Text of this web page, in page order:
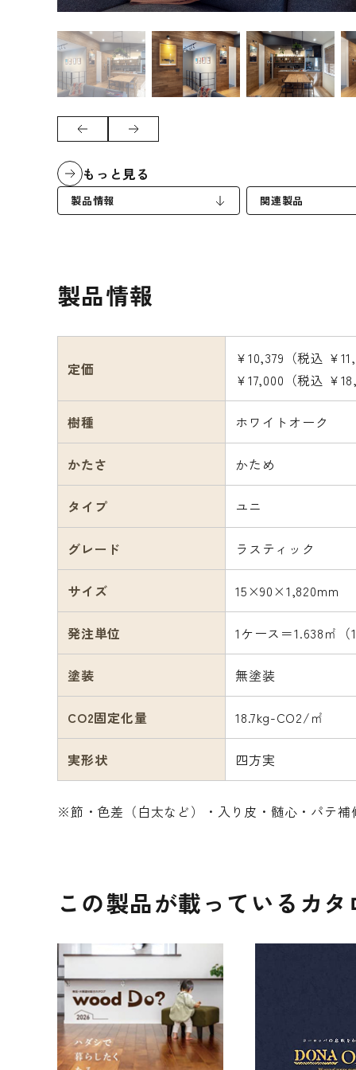
もっと見る
製品情報 関連製品
製品情報
定価
¥10,379（税込
¥17,000（税込
樹種 ホワイトオーク
かたさ かため
タイプ ユニ
グレード ラスティック
サイズ 15×90×1,820mm
発注単位 1ケース＝1.638㎡（
塗装 無塗装
CO2固定化量 18.7kg-CO2/㎡
実形状 四方実
※節・色差（白太など）・入り皮・髄心・パテ補
この製品が載っているカタ